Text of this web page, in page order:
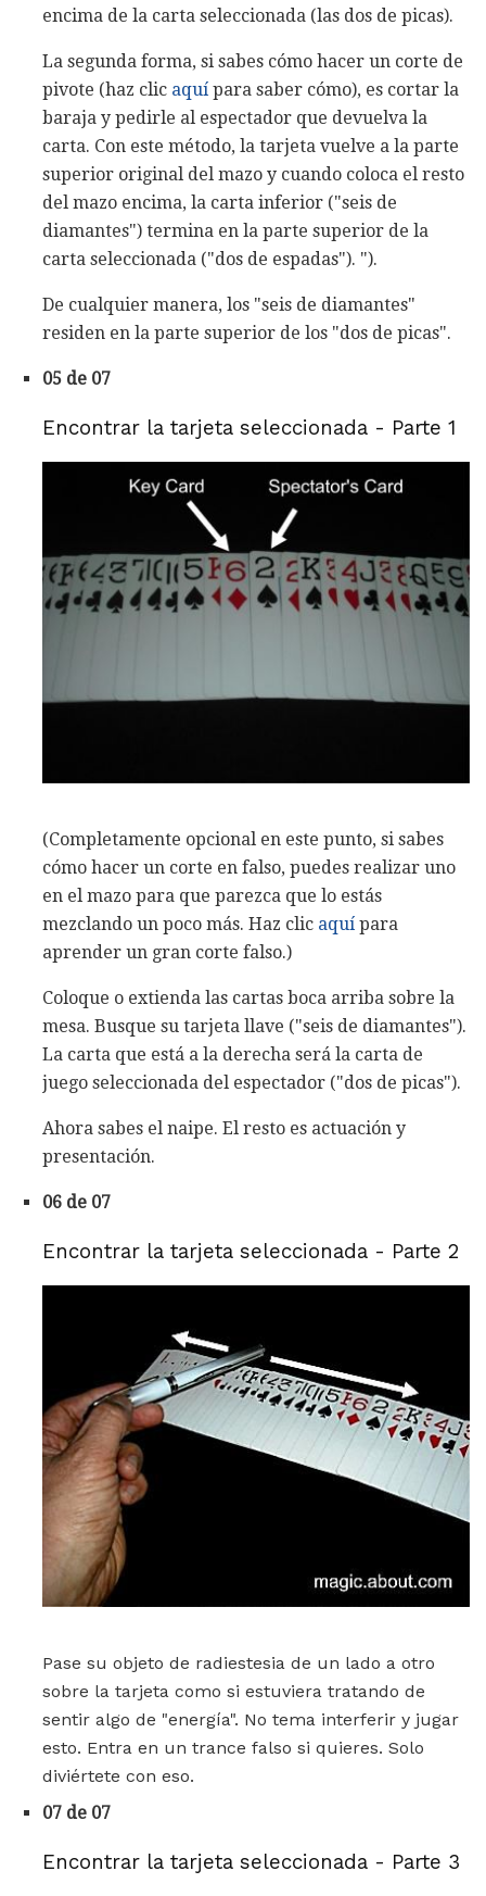
encima de la carta seleccionada (las dos de picas).
La segunda forma, si sabes cómo hacer un corte de
pivote (haz clic aquí para saber cómo), es cortar la
baraja y pedirle al espectador que devuelva la
carta. Con este método, la tarjeta vuelve a la parte
superior original del mazo y cuando coloca el resto
del mazo encima, la carta inferior ("seis de
diamantes") termina en la parte superior de la
carta seleccionada ("dos de espadas"). ").
De cualquier manera, los "seis de diamantes"
residen en la parte superior de los "dos de picas".
05 de 07
Encontrar la tarjeta seleccionada - Parte 1
(Completamente opcional en este punto, si sabes
cómo hacer un corte en falso, puedes realizar uno
en el mazo para que parezca que lo estás
mezclando un poco más. Haz clic aquí para
aprender un gran corte falso.)
Coloque o extienda las cartas boca arriba sobre la
mesa. Busque su tarjeta llave ("seis de diamantes").
La carta que está a la derecha será la carta de
juego seleccionada del espectador ("dos de picas").
Ahora sabes el naipe. El resto es actuación y
presentación.
06 de 07
Encontrar la tarjeta seleccionada - Parte 2
Pase su objeto de radiestesia de un lado a otro
sobre la tarjeta como si estuviera tratando de
sentir algo de "energía". No tema interferir y jugar
esto. Entra en un trance falso si quieres. Solo
diviértete con eso.
07 de 07
Encontrar la tarjeta seleccionada - Parte 3